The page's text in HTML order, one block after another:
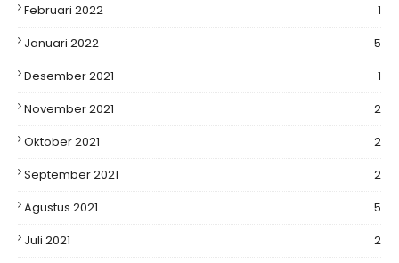
Februari 2022
1
Januari 2022
5
Desember 2021
1
November 2021
2
Oktober 2021
2
September 2021
2
Agustus 2021
5
Juli 2021
2